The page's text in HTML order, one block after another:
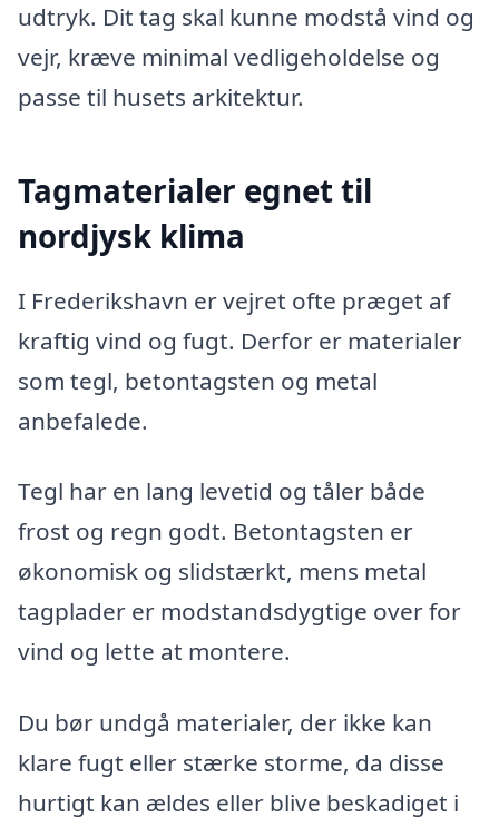
udtryk. Dit tag skal kunne modstå vind og
vejr, kræve minimal vedligeholdelse og
passe til husets arkitektur.
Tagmaterialer egnet til
nordjysk klima
I Frederikshavn er vejret ofte præget af
kraftig vind og fugt. Derfor er materialer
som tegl, betontagsten og metal
anbefalede.
Tegl har en lang levetid og tåler både
frost og regn godt. Betontagsten er
økonomisk og slidstærkt, mens metal
tagplader er modstandsdygtige over for
vind og lette at montere.
Du bør undgå materialer, der ikke kan
klare fugt eller stærke storme, da disse
hurtigt kan ældes eller blive beskadiget i